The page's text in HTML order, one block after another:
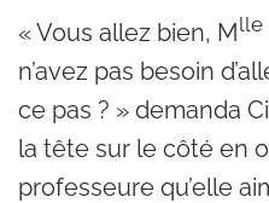
« Vous allez bien, Mlle
n’avez pas besoin
ce pas ? » demanda
la tête sur le côté en
professeure qu’elle